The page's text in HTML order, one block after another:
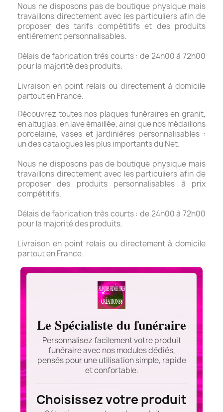
Nous ne disposons pas de boutique physique mais
travaillons directement avec les particuliers afin de
proposer des tarifs compétitifs et des produits
entièrement personnalisables.
Délais de fabrication très courts : de 24h00 à 72h00
pour la majorité des produits.
Livraison en point relais ou directement à domicile
partout en France.
Découvrez toutes nos plaques funéraires en granit,
en altuglas, en lave émaillée, ainsi que nos médaillons
porcelaine, vases et jardinières personnalisables :
un des catalogues les plus importants du Net.
Nous ne disposons pas de boutique physique mais
travaillons directement avec les particuliers afin de
proposer des produits personnalisables à prix
compétitifs.
Délais de fabrication très courts : de 24h00 à 72h00
pour la majorité des produits.
Livraison en point relais ou directement à domicile
partout en France.
Le Spécialiste du funéraire
Personnalisez facilement votre produit
funéraire avec nos modules dédiés,
pensés pour une utilisation simple, rapide
et confortable.
Choisissez votre produit